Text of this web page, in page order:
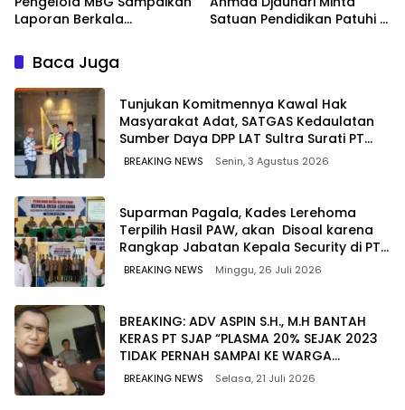
Laporan Berkala
Makan Bergizi Gratis
Satuan Pendidikan Patuhi 7
Baca Juga
Tunjukan Komitmennya Kawal Hak
Masyarakat Adat, SATGAS Kedaulatan
Sumber Daya DPP LAT Sultra Surati PT
SCM Routa
BREAKING NEWS Senin, 3 Agustus 2026
Suparman Pagala, Kades Lerehoma
Terpilih Hasil PAW, akan Disoal karena
Rangkap Jabatan Kepala Security di PT
TPM
BREAKING NEWS Minggu, 26 Juli 2026
BREAKING: ADV ASPIN S.H., M.H BANTAH
KERAS PT SJAP “PLASMA 20% SEJAK 2023
TIDAK PERNAH SAMPAI KE WARGA
WAWOONE!
BREAKING NEWS Selasa, 21 Juli 2026